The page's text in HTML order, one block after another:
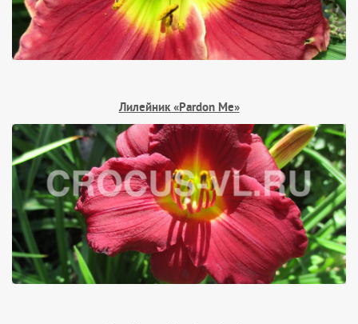
Лилейник «Pardon Me»